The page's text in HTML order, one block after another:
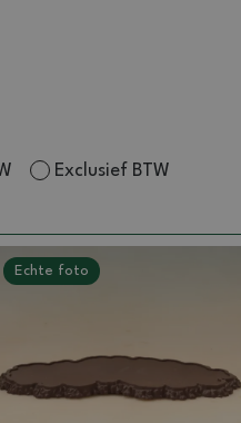
Exclusief BTW
Echte foto